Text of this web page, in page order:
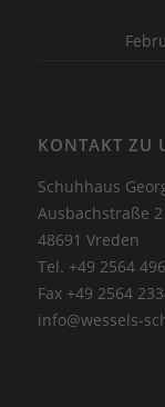
KONTAKT ZU
Schuhhaus
Ausbachstraße 2
48691 Vreden
Tel. +49 2564
Fax +49 2564
info@wessels-